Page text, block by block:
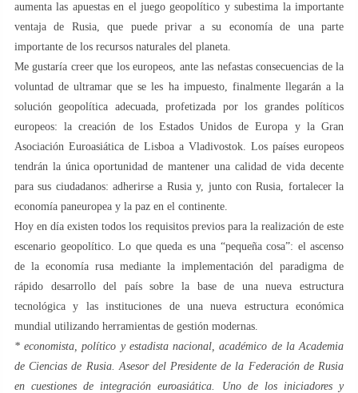
aumenta las apuestas en el juego geopolítico y subestima la importante
ventaja de Rusia, que puede privar a su economía de una parte
importante de los recursos naturales del planeta.
Me gustaría creer que los europeos, ante las nefastas consecuencias de la
voluntad de ultramar que se les ha impuesto, finalmente llegarán a la
solución geopolítica adecuada, profetizada por los grandes políticos
europeos: la creación de los Estados Unidos de Europa y la Gran
Asociación Euroasiática de Lisboa a Vladivostok. Los países europeos
tendrán la única oportunidad de mantener una calidad de vida decente
para sus ciudadanos: adherirse a Rusia y, junto con Rusia, fortalecer la
economía paneuropea y la paz en el continente.
Hoy en día existen todos los requisitos previos para la realización de este
escenario geopolítico. Lo que queda es una “pequeña cosa”: el ascenso
de la economía rusa mediante la implementación del paradigma de
rápido desarrollo del país sobre la base de una nueva estructura
tecnológica y las instituciones de una nueva estructura económica
mundial utilizando herramientas de gestión modernas.
* economista, político y estadista nacional, académico de la Academia
de Ciencias de Rusia. Asesor del Presidente de la Federación de Rusia
en cuestiones de integración euroasiática. Uno de los iniciadores y